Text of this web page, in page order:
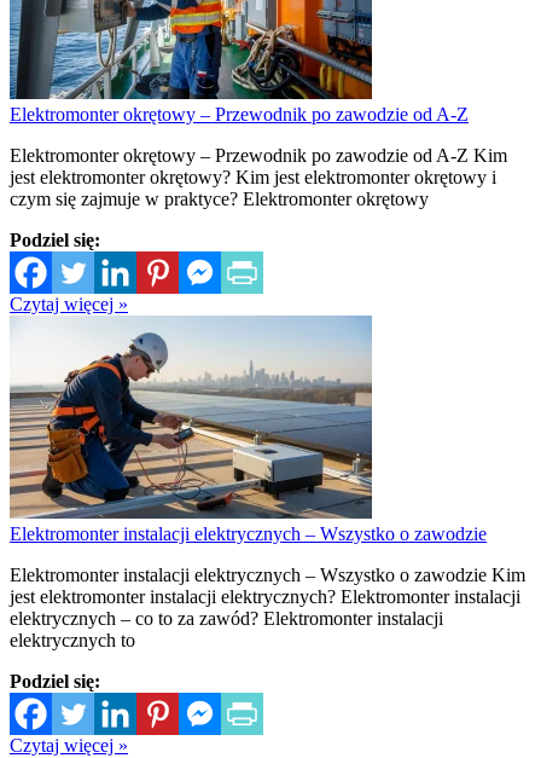
Elektromonter okrętowy – Przewodnik po zawodzie od A-Z
Elektromonter okrętowy – Przewodnik po zawodzie od A-Z Kim
jest elektromonter okrętowy? Kim jest elektromonter okrętowy i
czym się zajmuje w praktyce? Elektromonter okrętowy
Podziel się:
Czytaj więcej »
Elektromonter instalacji elektrycznych – Wszystko o zawodzie
Elektromonter instalacji elektrycznych – Wszystko o zawodzie Kim
jest elektromonter instalacji elektrycznych? Elektromonter instalacji
elektrycznych – co to za zawód? Elektromonter instalacji
elektrycznych to
Podziel się:
Czytaj więcej »